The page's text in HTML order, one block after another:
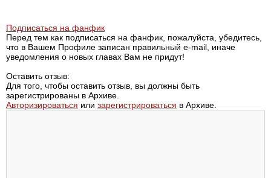
Подписаться на фанфик
Перед тем как подписаться на фанфик, пожалуйста, убедитесь,
что в Вашем Профиле записан правильный e-mail, иначе
уведомления о новых главах Вам не придут!
Оставить отзыв:
Для того, чтобы оставить отзыв, вы должны быть
зарегистрированы в Архиве.
Авторизироваться или зарегистрироваться в Архиве.